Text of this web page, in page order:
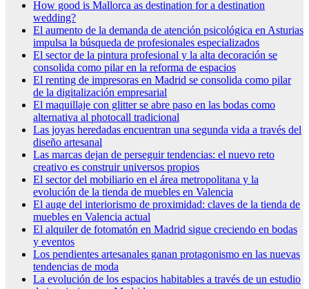
How good is Mallorca as destination for a destination
wedding?
El aumento de la demanda de atención psicológica en Asturias
impulsa la búsqueda de profesionales especializados
El sector de la pintura profesional y la alta decoración se
consolida como pilar en la reforma de espacios
El renting de impresoras en Madrid se consolida como pilar
de la digitalización empresarial
El maquillaje con glitter se abre paso en las bodas como
alternativa al photocall tradicional
Las joyas heredadas encuentran una segunda vida a través del
diseño artesanal
Las marcas dejan de perseguir tendencias: el nuevo reto
creativo es construir universos propios
El sector del mobiliario en el área metropolitana y la
evolución de la tienda de muebles en Valencia
El auge del interiorismo de proximidad: claves de la tienda de
muebles en Valencia actual
El alquiler de fotomatón en Madrid sigue creciendo en bodas
y eventos
Los pendientes artesanales ganan protagonismo en las nuevas
tendencias de moda
La evolución de los espacios habitables a través de un estudio